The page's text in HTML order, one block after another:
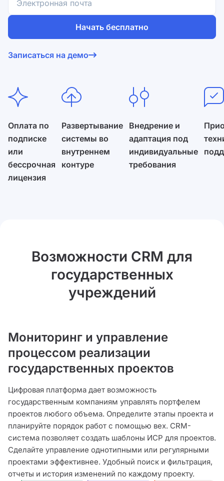
Начать бесплатно
условиями оферты.
Записаться на демо
Оплата по
подписке
или
бессрочная
лицензия
Развертывание
системы во
внутреннем
контуре
Внедрение и
адаптация под
индивидуальные
требования
Возможности CRM для
государственных
учреждений
Мониторинг и управление
процессом реализации
государственных проектов
Цифровая платформа дает возможность
государственным компаниям управлять портфелем
проектов любого объема. Определите этапы проекта и
планируйте порядок работ с помощью вех. CRM-
система позволяет создать шаблоны ИСР для проектов.
Сделайте управление однотипными или регулярными
проектами эффективнее. Удобный поиск и фильтрация,
отчеты и история изменений по каждому проекту.